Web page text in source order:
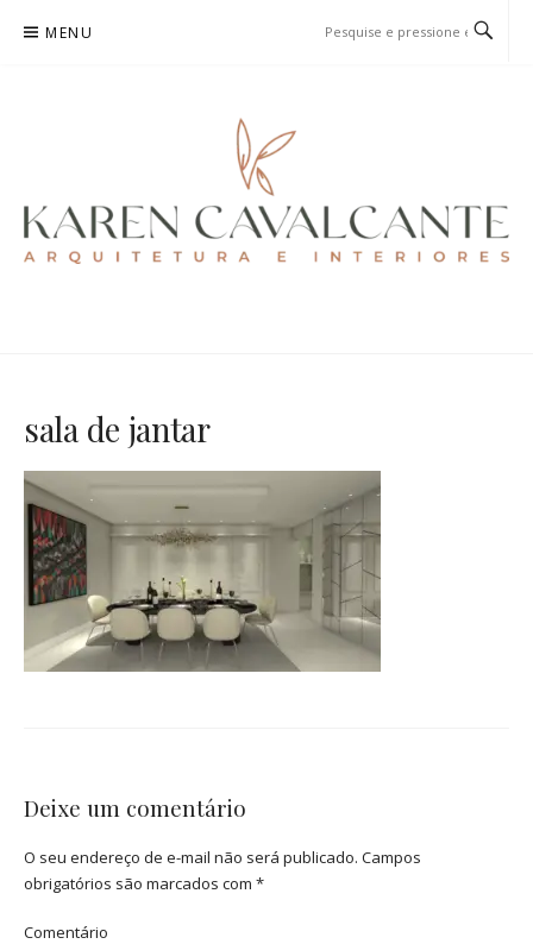
para
MENU
sala de jantar
Deixe um comentário
O seu endereço de e-mail não será publicado. Campos
obrigatórios são marcados com *
Comentário